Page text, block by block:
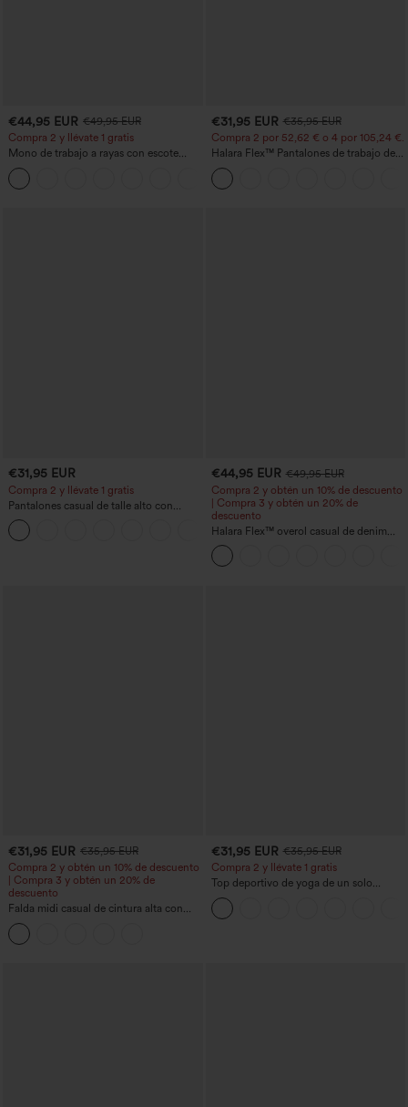
€44,95 EUR €49,95 EUR
Compra 2 y llévate 1 gratis
Mono de trabajo a rayas con escote
barco, sin mangas, lazo lateral, tacto
Cool Touch y bolsillos - Edición Easy
Peezy
€31,95 EUR €35,95 EUR
Compra 2 por 52,62 € o 4 por 105,24 €.
Halara Flex™ Pantalones de trabajo de
talle alto, moldeadores del cuerpo, que
estilizan la cintura, con bolsillos, de
pierna ancha en micro‑waffle
€31,95 EUR
Compra 2 y llévate 1 gratis
Pantalones casual de talle alto con
cordón, pernera ancha, en mezcla de
lino y con bolsillos
+5
€44,95 EUR €49,95 EUR
Compra 2 y obtén un 10% de descuento
| Compra 3 y obtén un 20% de
descuento
Halara Flex™ overol casual de denim
lavado con escote en V y bolsillos
€31,95 EUR €35,95 EUR
Compra 2 y obtén un 10% de descuento
| Compra 3 y obtén un 20% de
descuento
Falda midi casual de cintura alta con
control abdominal, fruncida, bajo curvo,
2 en 1 en forro polar y PU
€31,95 EUR €35,95 EUR
Compra 2 y llévate 1 gratis
Top deportivo de yoga de un solo
hombro, manga larga con agujero para
el pulgar, dobladillo curvo estilo high-
low (frente más corto, espalda más